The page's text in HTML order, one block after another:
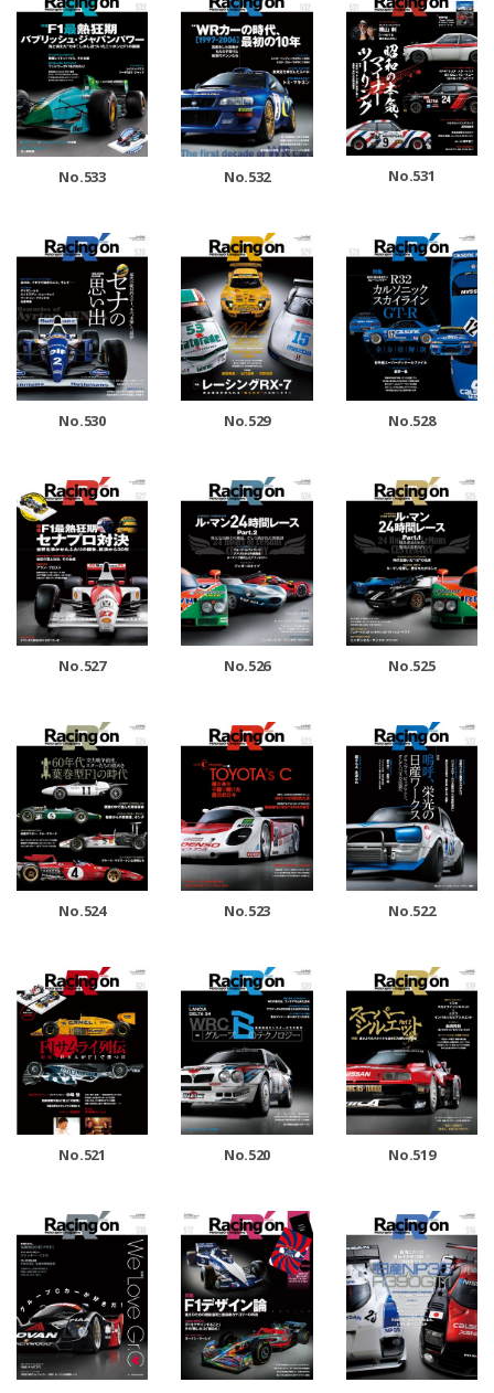
No.533 No.532 No.531
No.530 No.529 No.528
No.527 No.526 No.525
No.524 No.523 No.522
No.521 No.520 No.519